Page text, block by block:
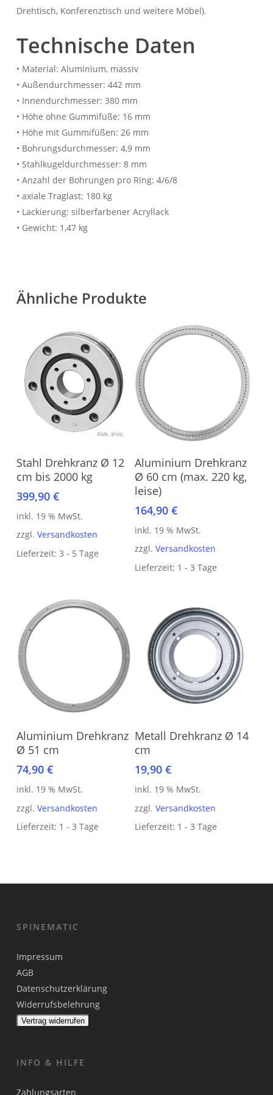
Drehtisch, Konferenztisch und weitere Möbel).
Technische Daten
• Material: Aluminium, massiv
• Außendurchmesser: 442 mm
• Innendurchmesser: 380 mm
• Höhe ohne Gummifüße: 16 mm
• Höhe mit Gummifüßen: 26 mm
• Bohrungsdurchmesser: 4,9 mm
• Stahlkugeldurchmesser: 8 mm
• Anzahl der Bohrungen pro Ring: 4/6/8
• axiale Traglast: 180 kg
• Lackierung: silberfarbener Acryllack
• Gewicht: 1,47 kg
Ähnliche Produkte
In den Warenkorb
Stahl Drehkranz Ø 12
cm bis 2000 kg
399,90 €
inkl. 19 % MwSt.
zzgl. Versandkosten
Lieferzeit: 3 - 5 Tage
In den Warenkorb
Aluminium Drehkranz
Ø 60 cm (max. 220 kg,
leise)
164,90€
inkl. 19 % MwSt.
zzgl.Versandkosten
Lieferzeit: 1 - 3 Tage
In den Warenkorb
Aluminium Drehkranz
Ø 51 cm
74,90 €
inkl. 19 % MwSt.
zzgl. Versandkosten
Lieferzeit: 1 - 3 Tage
In den Warenkorb
Metall Drehkranz Ø 14
cm
19,90€
inkl. 19 % MwSt.
zzgl.Versandkosten
Lieferzeit: 1 - 3 Tage
SPINEMATIC
Impressum
AGB
Datenschutzerklärung
Widerrufsbelehrung
Vertrag widerrufen
INFO & HILFE
Zahlungsarten